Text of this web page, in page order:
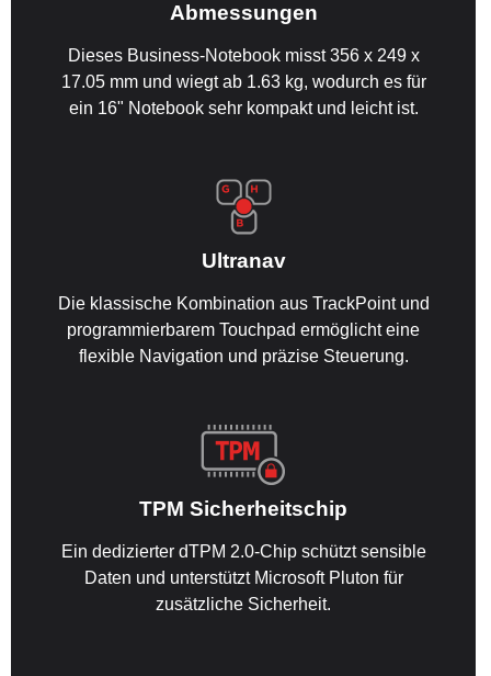
Abmessungen
Dieses Business-Notebook misst 356 x 249 x
17.05 mm und wiegt ab 1.63 kg, wodurch es für
ein 16" Notebook sehr kompakt und leicht ist.
Ultranav
Die klassische Kombination aus TrackPoint und
programmierbarem Touchpad ermöglicht eine
flexible Navigation und präzise Steuerung.
TPM Sicherheitschip
Ein dedizierter dTPM 2.0-Chip schützt sensible
Daten und unterstützt Microsoft Pluton für
zusätzliche Sicherheit.